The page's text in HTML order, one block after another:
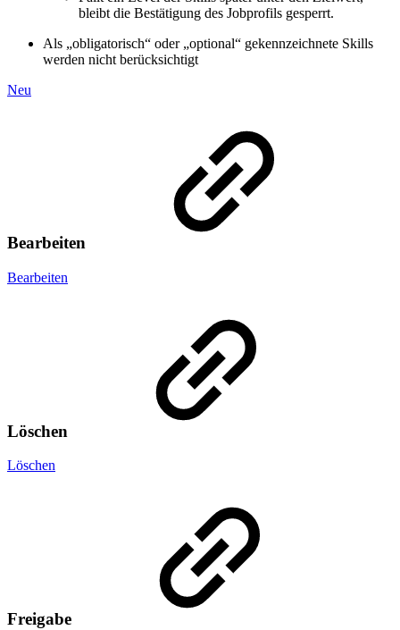
bleibt die Bestätigung des Jobprofils gesperrt.
Als „obligatorisch“ oder „optional“ gekennzeichnete Skills
werden nicht berücksichtigt
Neu
Bearbeiten
Bearbeiten
Löschen
Löschen
Freigabe